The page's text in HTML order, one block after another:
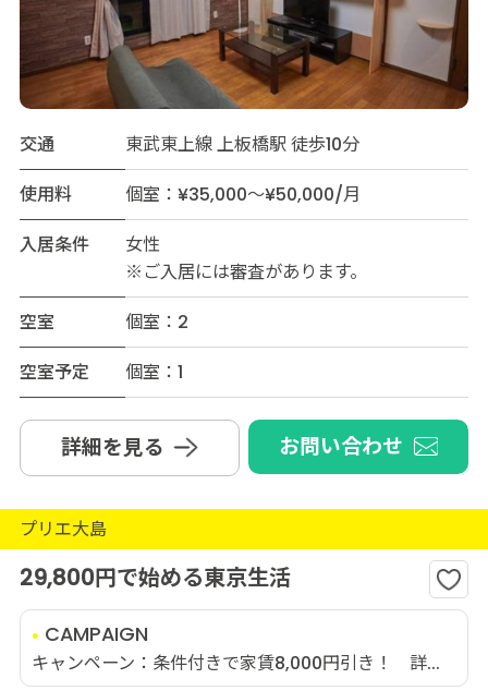
交通
東武東上線 上板橋駅 徒歩10分
使用料
個室：¥35,000～¥50,000/月
入居条件
女性
※ご入居には審査があります。
空室
個室：2
空室予定
個室：1
詳細を見る お問い合わせ
プリエ大島
29,800円で始める東京生活
CAMPAIGN
キャンペーン：条件付きで家賃8,000円引き！ 詳...